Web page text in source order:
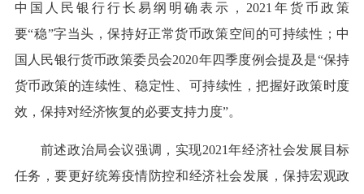
中国人民银行行长易纲明确表示，2021年货币政策
要“稳”字当头，保持好正常货币政策空间的可持续性；中
国人民银行货币政策委员会2020年四季度例会提及是“保持
货币政策的连续性、稳定性、可持续性，把握好政策时度
效，保持对经济恢复的必要支持力度”。
前述政治局会议强调，实现2021年经济社会发展目标
任务，要更好统筹疫情防控和经济社会发展，保持宏观政